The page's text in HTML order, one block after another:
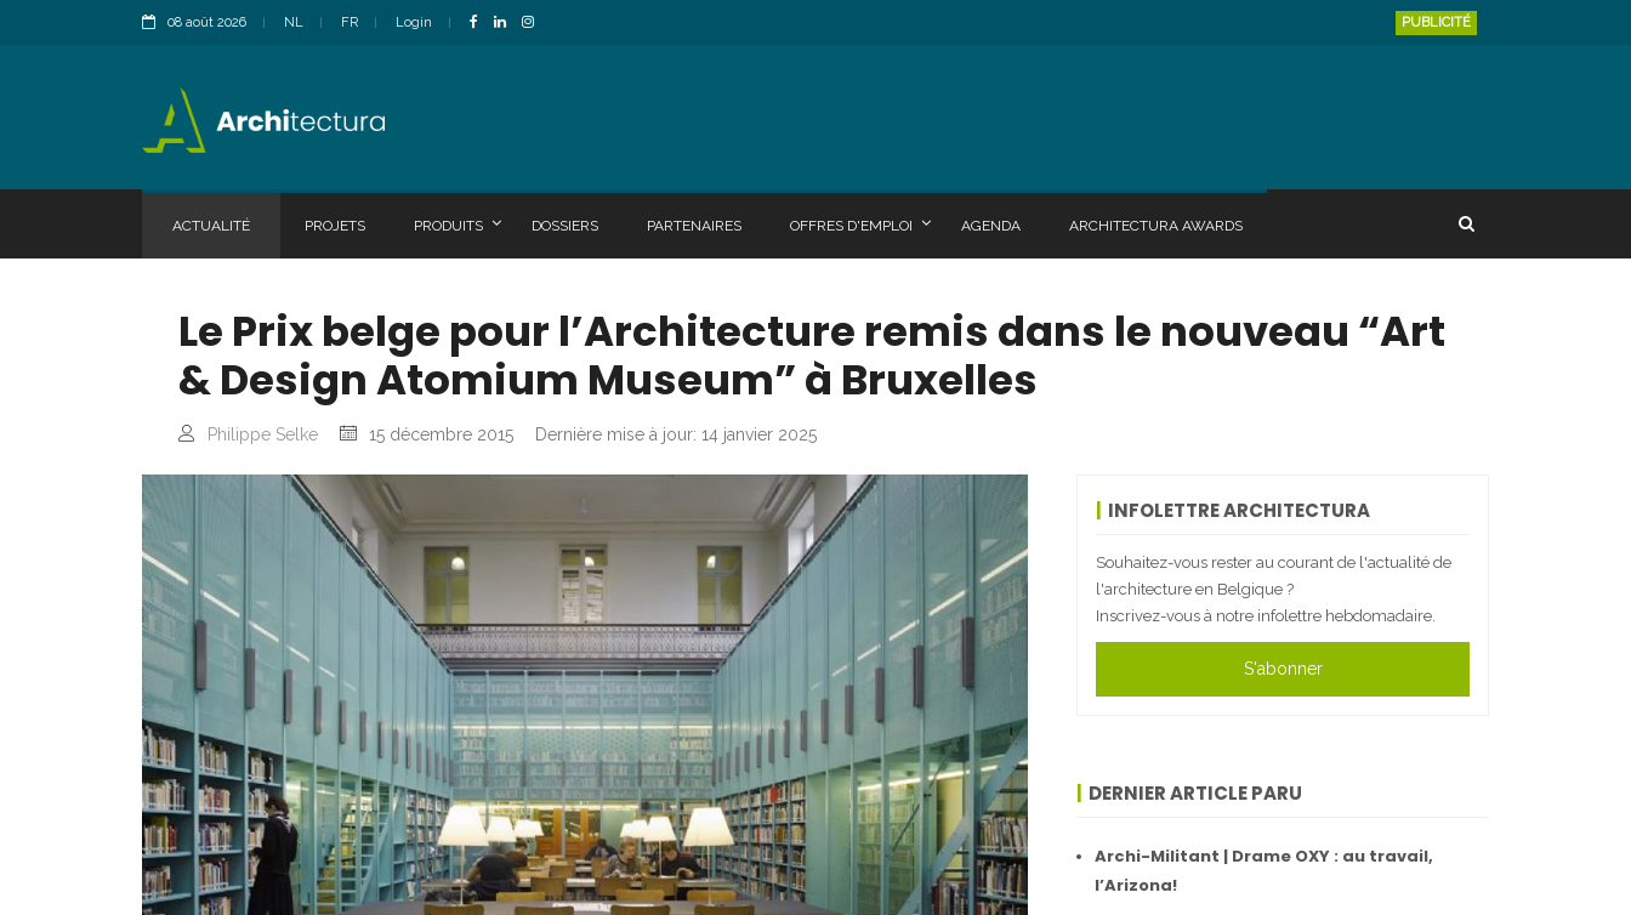
08 août 2026 NL FR Login PUBLICITÉ
ACTUALITÉ PROJETS PRODUITS DOSSIERS PARTENAIRES OFFRES D'EMPLOI AGENDA ARCHITECTURA AWARDS
Le Prix belge pour l’Architecture remis dans le nouveau “Art
& Design Atomium Museum” à Bruxelles
Philippe Selke 15 décembre 2015 Dernière mise à jour: 14 janvier 2025
INFOLETTRE ARCHITECTURA
Souhaitez-vous rester au courant de l'actualité de
l'architecture en Belgique ?
Inscrivez-vous à notre infolettre hebdomadaire.
S'abonner
DERNIER ARTICLE PARU
Archi-Militant | Drame OXY : au travail,
l’Arizona!